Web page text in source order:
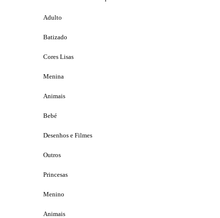
Adulto
Batizado
Cores Lisas
Menina
Animais
Bebé
Desenhos e Filmes
Outros
Princesas
Menino
Animais